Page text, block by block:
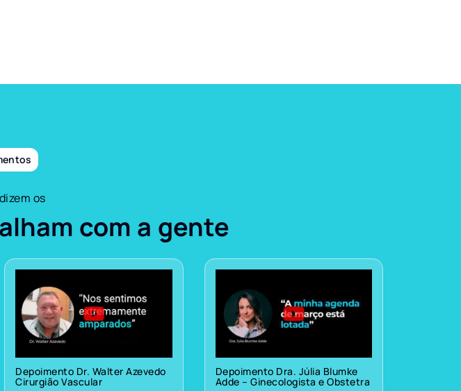
os
com a gente
Depoimento Dr. Walter Azevedo
Cirurgião Vascular
Depoimento Dra. Júlia Blumke
Adde – Ginecologista e Obstetra